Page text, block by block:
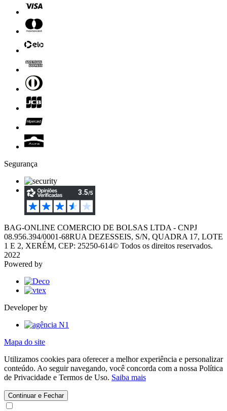
Segurança
BAG-ONLINE COMERCIO DE BOLSAS LTDA - CNPJ
08.956.394/0001-68RUA DEZESSEIS, S/N, QUADRA 17, LOTE
1 E 2, XERÉM, CEP: 25250-614© Todos os direitos reservados.
2022
Powered by
Developer by
Mapa do site
Utilizamos cookies para oferecer a melhor experiência e personalizar
conteúdo. Ao seguir navegando, você concorda com a nossa Política
de Privacidade e Termos de Uso. Saiba mais
Continuar e Fechar